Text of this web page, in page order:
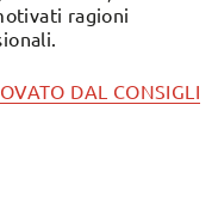
ragioni
DAL CONSIGLI